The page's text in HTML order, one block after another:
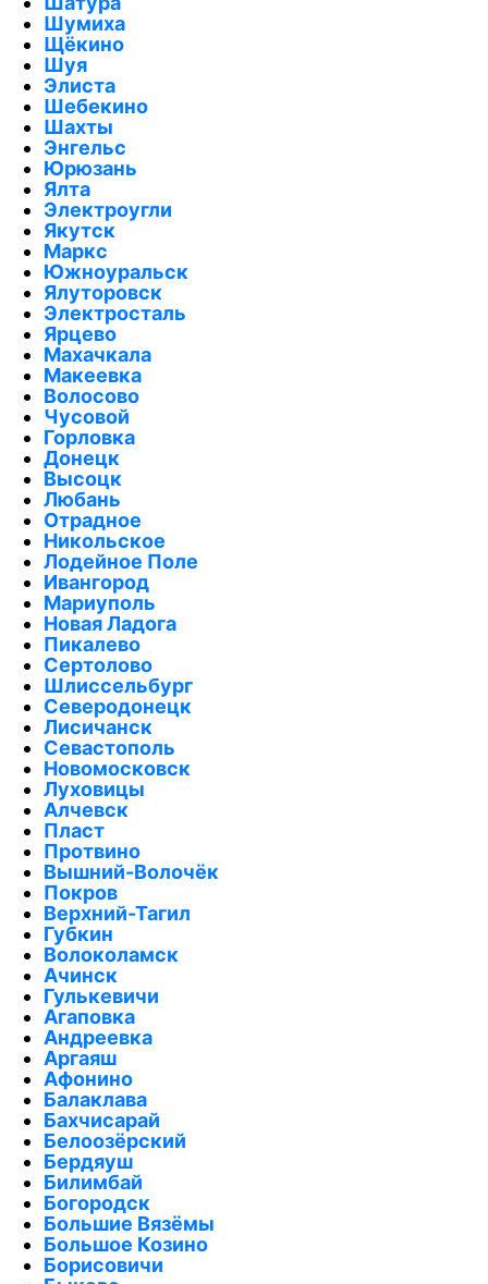
Шумиха
Щёкино
Шуя
Элиста
Шебекино
Шахты
Энгельс
Юрюзань
Ялта
Электроугли
Якутск
Маркс
Южноуральск
Ялуторовск
Электросталь
Ярцево
Махачкала
Макеевка
Волосово
Чусовой
Горловка
Донецк
Высоцк
Любань
Отрадное
Никольское
Лодейное Поле
Ивангород
Мариуполь
Новая Ладога
Пикалево
Сертолово
Шлиссельбург
Северодонецк
Лисичанск
Севастополь
Новомосковск
Луховицы
Алчевск
Пласт
Протвино
Вышний-Волочёк
Покров
Верхний-Тагил
Губкин
Волоколамск
Ачинск
Гулькевичи
Агаповка
Андреевка
Аргаяш
Афонино
Балаклава
Бахчисарай
Белоозёрский
Бердяуш
Билимбай
Богородск
Большие Вязёмы
Большое Козино
Борисовичи